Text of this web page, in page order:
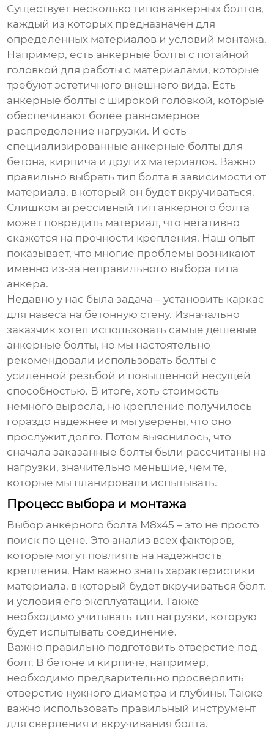
Существует несколько типов анкерных болтов,
каждый из которых предназначен для
определенных материалов и условий монтажа.
Например, есть анкерные болты с потайной
головкой для работы с материалами, которые
требуют эстетичного внешнего вида. Есть
анкерные болты с широкой головкой, которые
обеспечивают более равномерное
распределение нагрузки. И есть
специализированные анкерные болты для
бетона, кирпича и других материалов. Важно
правильно выбрать тип болта в зависимости от
материала, в который он будет вкручиваться.
Слишком агрессивный тип анкерного болта
может повредить материал, что негативно
скажется на прочности крепления. Наш опыт
показывает, что многие проблемы возникают
именно из-за неправильного выбора типа
анкера.
Недавно у нас была задача – установить каркас
для навеса на бетонную стену. Изначально
заказчик хотел использовать самые дешевые
анкерные болты, но мы настоятельно
рекомендовали использовать болты с
усиленной резьбой и повышенной несущей
способностью. В итоге, хоть стоимость
немного выросла, но крепление получилось
гораздо надежнее и мы уверены, что оно
прослужит долго. Потом выяснилось, что
сначала заказанные болты были рассчитаны на
нагрузки, значительно меньшие, чем те,
которые мы планировали испытывать.
Процесс выбора и монтажа
Выбор анкерного болта М8х45 – это не просто
поиск по цене. Это анализ всех факторов,
которые могут повлиять на надежность
крепления. Нам важно знать характеристики
материала, в который будет вкручиваться болт,
и условия его эксплуатации. Также
необходимо учитывать тип нагрузки, которую
будет испытывать соединение.
Важно правильно подготовить отверстие под
болт. В бетоне и кирпиче, например,
необходимо предварительно просверлить
отверстие нужного диаметра и глубины. Также
важно использовать правильный инструмент
для сверления и вкручивания болта.